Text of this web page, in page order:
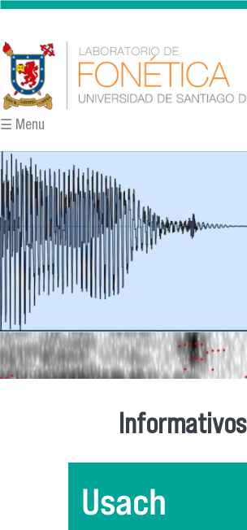
Pasar al contenido principal
☰ Menu
Informativos